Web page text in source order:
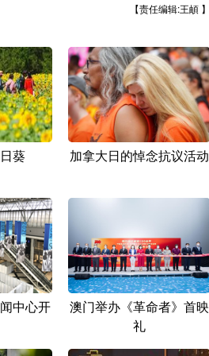
【责任编辑:王頔 】
葵 加拿大日的悼念抗议活动
中心开
澳门举办《革命者》首映
礼